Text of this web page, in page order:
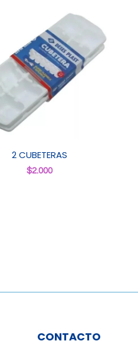
2 CUBETERAS
$2.000
CONTACTO